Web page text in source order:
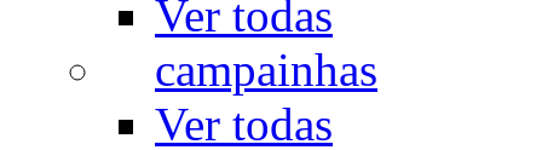
Ver todas
campainhas
Ver todas